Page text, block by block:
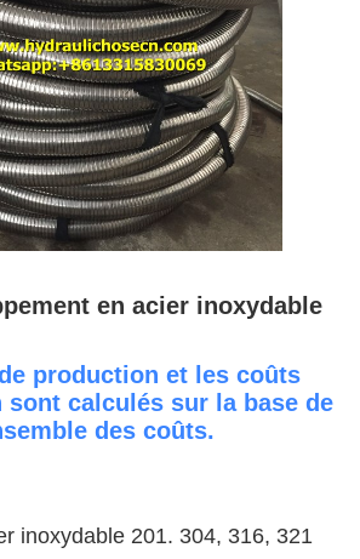
en acier inoxydable
production et les coûts
calculés sur la base de
des coûts.
inoxydable 201. 304, 316, 321